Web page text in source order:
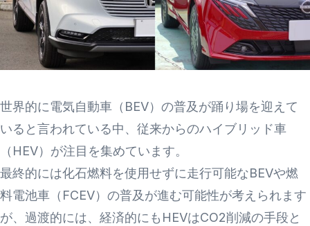
世界的に電気自動車（BEV）の普及が踊り場を迎えて
いると言われている中、従来からのハイブリッド車
（HEV）が注目を集めています。
最終的には化石燃料を使用せずに走行可能なBEVや燃
料電池車（FCEV）の普及が進む可能性が考えられます
が、過渡的には、経済的にもHEVはCO2削減の手段と